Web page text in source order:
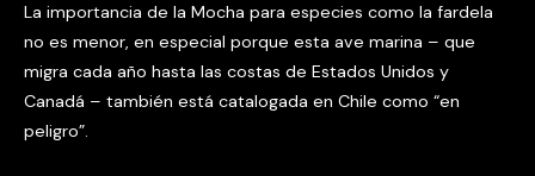
La importancia de la Mocha para especies como la fardela
no es menor, en especial porque esta ave marina – que
migra cada año hasta las costas de Estados Unidos y
Canadá – también está catalogada en Chile como “en
peligro”.